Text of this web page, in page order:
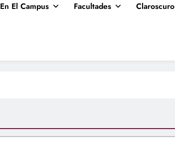
En El Campus Facultades Claroscuro